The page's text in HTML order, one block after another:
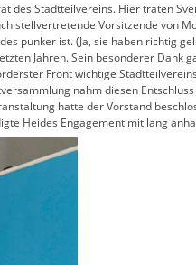
des Stadtteilvereins. Hier traten
stellvertretende Vorsitzende von
punker ist. (Ja, sie haben richtig
Jahren. Sein besonderer Dank
Front wichtige
nahm diesen
hatte der Vorstand
Heides Engagement mit lang